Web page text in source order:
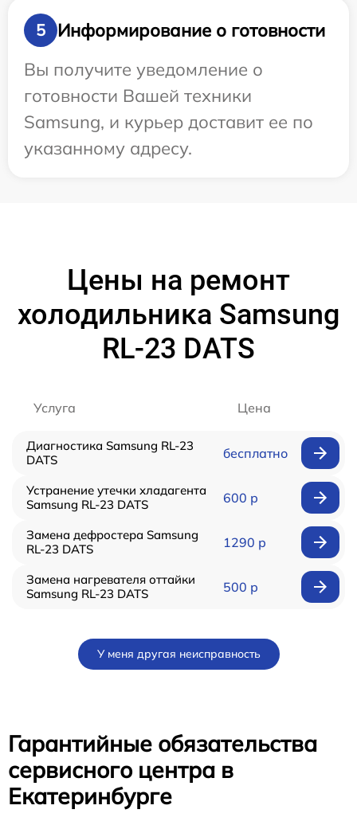
5
Информирование о готовности
Вы получите уведомление о
готовности Вашей техники
Samsung, и курьер доставит ее по
указанному адресу.
Цены на ремонт
холодильника Samsung
RL-23 DATS
Услуга Цена
Диагностика Samsung RL-23
DATS
бесплатно
Устранение утечки хладагента
Samsung RL-23 DATS
600 р
Замена дефростера Samsung
RL-23 DATS
1290 р
Замена нагревателя оттайки
Samsung RL-23 DATS
500 р
У меня другая неисправность
Гарантийные обязательства
сервисного центра в
Екатеринбурге